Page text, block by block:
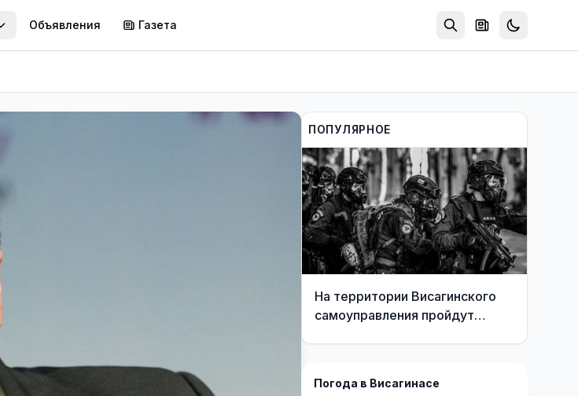
Объявления Газета
ПОПУЛЯРНОЕ
На территории Висагинского
самоуправления пройдут
Погода в Висагинасе